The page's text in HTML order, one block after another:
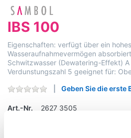
IBS 100
Eigenschaften: verfügt über ein hohes
Wasseraufnahmevermögen
Schwitzwasser (Dewatering-Effekt)
Verdunstungszahl 5 geeignet für:
Geben Sie die erste
Art.-Nr. 2627 3505